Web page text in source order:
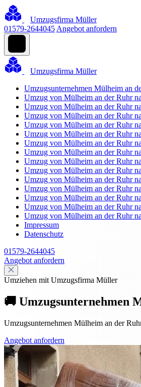
Umzugsfirma Müller
01579-2644045 Angebot anfordern
Umzugsfirma Müller
Umzugsunternehmen Mülheim an
Umzug von Mülheim an der Ruhr
Umzug von Mülheim an der Ruhr
Umzug von Mülheim an der Ruhr
Umzug von Mülheim an der Ruhr
Umzug von Mülheim an der Ruhr
Umzug von Mülheim an der Ruhr
Umzug von Mülheim an der Ruhr
Umzug von Mülheim an der Ruhr
Umzug von Mülheim an der Ruhr
Umzug von Mülheim an der Ruhr
Umzug von Mülheim an der Ruhr
Umzug von Mülheim an der Ruhr
Umzug von Mülheim an der Ruhr
Umzug von Mülheim an der Ruhr
Impressum
Datenschutz
01579-2644045
Angebot anfordern
Umziehen mit Umzugsfirma Müller
🚚 Umzugsunternehmen
Umzugsunternehmen Mülheim an der
Angebot anfordern